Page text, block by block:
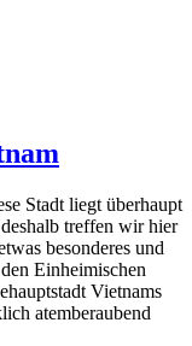
Stadt liegt überhaupt
treffen wir hier
besonderes und
Einheimischen
Vietnams
atemberaubend